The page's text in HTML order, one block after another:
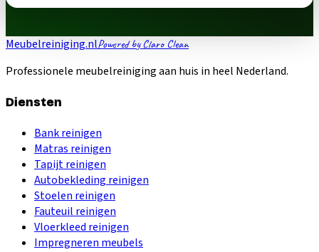
Meubelreiniging.nlPowered by Claro Clean
Professionele meubelreiniging aan huis in heel Nederland.
Diensten
Bank reinigen
Matras reinigen
Tapijt reinigen
Autobekleding reinigen
Stoelen reinigen
Fauteuil reinigen
Vloerkleed reinigen
Impregneren meubels